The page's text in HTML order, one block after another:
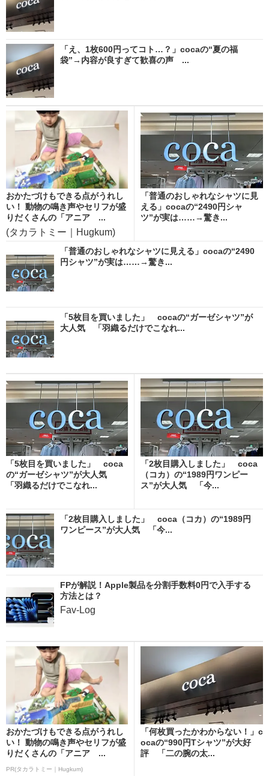
「え、1枚600円ってコト…？」cocaの“夏の福
袋”→内容が良すぎて歓喜の声 ...
おかたづけもできる点がうれし
い！ 動物の鳴き声やセリフが盛
りだくさんの「アニア ...
(タカラトミー｜Hugkum)
「普通のおしゃれなシャツに見
える」cocaの“2490円シャ
ツ”が実は……→驚き...
「普通のおしゃれなシャツに見える」cocaの“2490
円シャツ”が実は……→驚き...
「5枚目を買いました」 cocaの“ガーゼシャツ”が
大人気 「羽織るだけでこなれ...
「5枚目を買いました」 coca
の“ガーゼシャツ”が大人気
「羽織るだけでこなれ...
「2枚目購入しました」 coca
（コカ）の“1989円ワンピー
ス”が大人気 「今...
「2枚目購入しました」 coca（コカ）の“1989円
ワンピース”が大人気 「今...
FPが解説！Apple製品を分割手数料0円で入手する
方法とは？
Fav-Log
おかたづけもできる点がうれし
い！ 動物の鳴き声やセリフが盛
りだくさんの「アニア ...
PR(タカラトミー｜Hugkum)
「何枚買ったかわからない！」c
ocaの“990円Tシャツ”が大好
評 「二の腕の太...